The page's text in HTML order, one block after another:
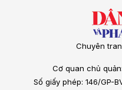
Chuyên
Cơ quan chủ
Số giấy phép: 146/GP-